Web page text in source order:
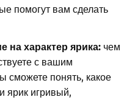
помогут вам сделать
на характер ярика: чем
с вашим
сможете понять, какое
ярик игривый,